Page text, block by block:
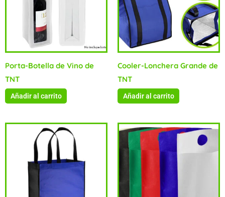
Porta-Botella de Vino de
TNT
Añadir al carrito
Cooler-Lonchera Grande de
TNT
Añadir al carrito